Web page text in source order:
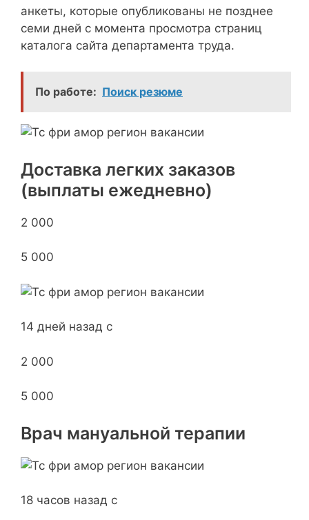
анкеты, которые опубликованы не позднее
семи дней с момента просмотра страниц
каталога сайта департамента труда.
По работе: Поиск резюме
Доставка легких заказов
(выплаты ежедневно)
2 000
5 000
14 дней назад с
2 000
5 000
Врач мануальной терапии
18 часов назад с